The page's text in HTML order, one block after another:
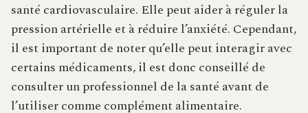
santé cardiovasculaire. Elle peut aider à réguler la
pression artérielle et à réduire l’anxiété. Cependant,
il est important de noter qu’elle peut interagir avec
certains médicaments, il est donc conseillé de
consulter un professionnel de la santé avant de
l’utiliser comme complément alimentaire.